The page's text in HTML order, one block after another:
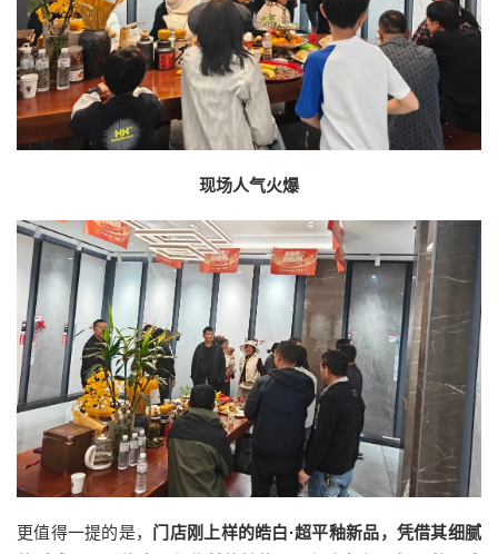
现场人气火爆
更值得一提的是， 门店刚上样的皓白·超平釉新品，凭借其细腻